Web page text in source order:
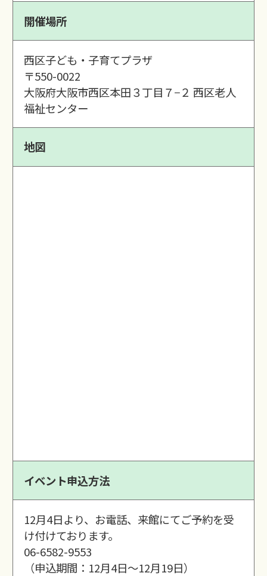
開催場所
西区子ども・子育てプラザ
〒550-0022
大阪府大阪市西区本田３丁目７−２ 西区老人
福祉センター
地図
イベント申込方法
12月4日より、お電話、来館にてご予約を受
け付けております。
06-6582-9553
（申込期間：12月4日～12月19日）